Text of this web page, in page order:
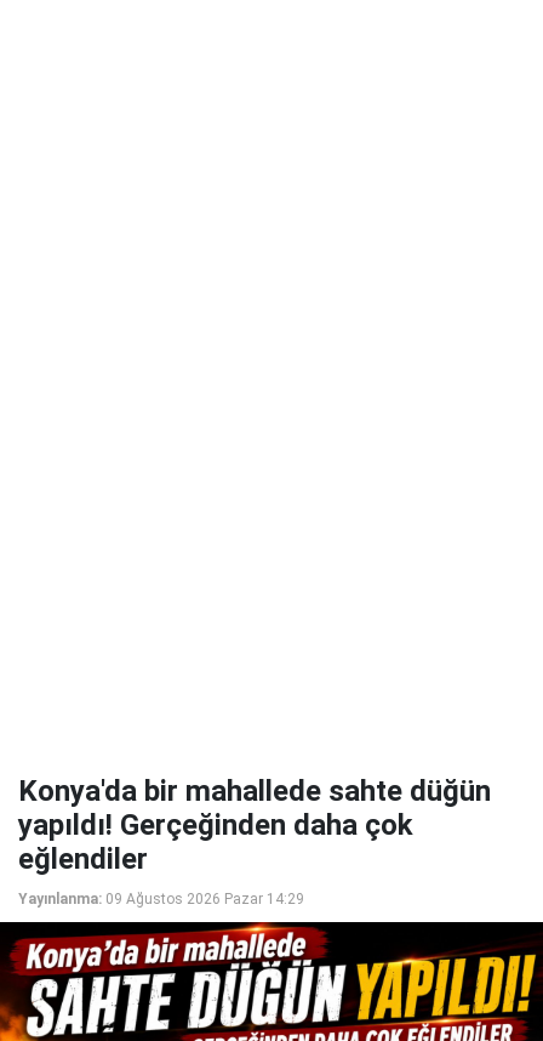
Konya'da bir mahallede sahte düğün
yapıldı! Gerçeğinden daha çok
eğlendiler
Yayınlanma: 09 Ağustos 2026 Pazar 14:29